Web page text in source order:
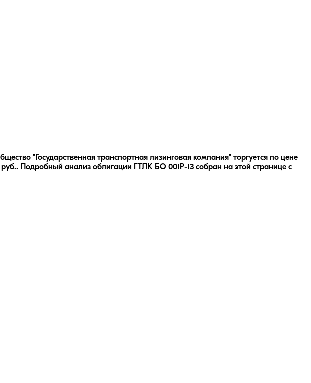
"Государственная транспортная лизинговая компания" торгуется по цене
Подробный анализ облигации ГТЛК БО 001P-13 собран на этой странице с